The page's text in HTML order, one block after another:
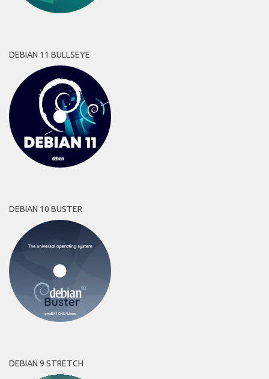
DEBIAN 11 BULLSEYE
DEBIAN 10 BUSTER
DEBIAN 9 STRETCH